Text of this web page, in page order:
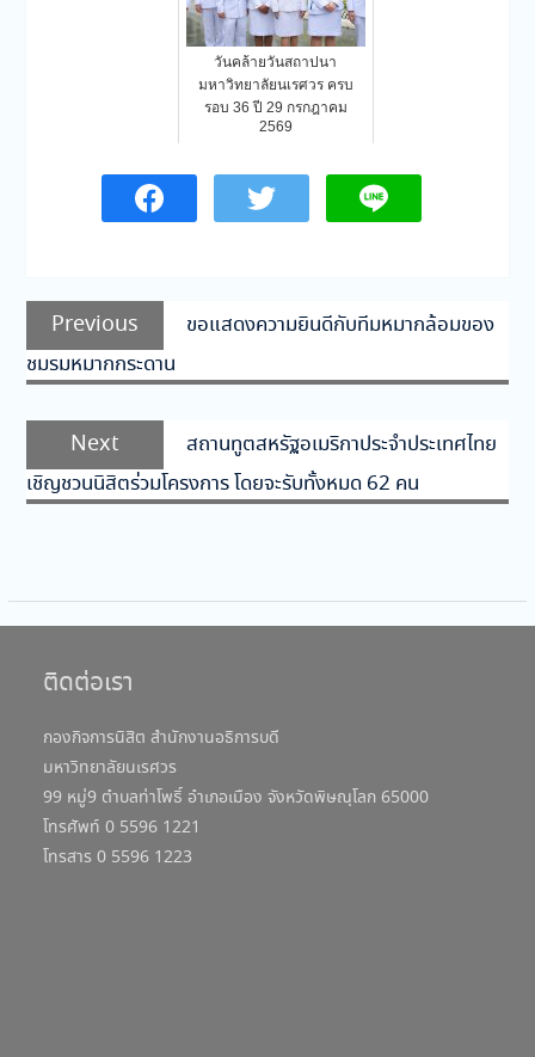
วันคล้ายวันสถาปนา
มหาวิทยาลัยนเรศวร ครบ
รอบ 36 ปี 29 กรกฎาคม
2569
แนะแนว
เรื่อง
Previous
Previous
post:
ขอแสดงความยินดีกับทีมหมากล้อมของ
ชมรมหมากกระดาน
Next
Next
post:
สถานทูตสหรัฐอเมริกาประจำประเทศไทย
เชิญชวนนิสิตร่วมโครงการ โดยจะรับทั้งหมด 62 คน
ติดต่อเรา
กองกิจการนิสิต สำนักงานอธิการบดี
มหาวิทยาลัยนเรศวร
99 หมู่9 ตำบลท่าโพธิ์ อำเภอเมือง จังหวัดพิษณุโลก 65000
โทรศัพท์ 0 5596 1221
โทรสาร 0 5596 1223